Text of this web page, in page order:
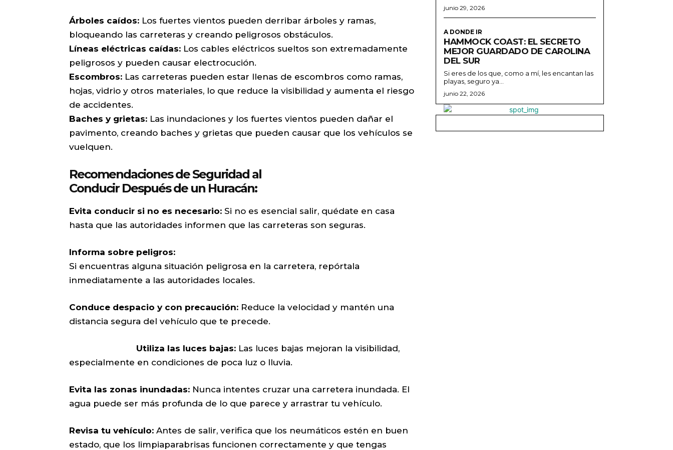
Árboles caídos: Los fuertes vientos pueden derribar árboles y ramas,
bloqueando las carreteras y creando peligrosos obstáculos.
Líneas eléctricas caídas: Los cables eléctricos sueltos son extremadamente
peligrosos y pueden causar electrocución.
Escombros: Las carreteras pueden estar llenas de escombros como ramas,
hojas, vidrio y otros materiales, lo que reduce la visibilidad y aumenta el riesgo
de accidentes.
Baches y grietas: Las inundaciones y los fuertes vientos pueden dañar el
pavimento, creando baches y grietas que pueden causar que los vehículos se
vuelquen.
Recomendaciones de Seguridad al
Conducir Después de un Huracán:
Evita conducir si no es necesario: Si no es esencial salir, quédate en casa
hasta que las autoridades informen que las carreteras son seguras.
Informa sobre peligros:
Si encuentras alguna situación peligrosa en la carretera, repórtala
inmediatamente a las autoridades locales.
Conduce despacio y con precaución: Reduce la velocidad y mantén una
distancia segura del vehículo que te precede.
Utiliza las luces bajas: Las luces bajas mejoran la visibilidad,
especialmente en condiciones de poca luz o lluvia.
Evita las zonas inundadas: Nunca intentes cruzar una carretera inundada. El
agua puede ser más profunda de lo que parece y arrastrar tu vehículo.
Revisa tu vehículo: Antes de salir, verifica que los neumáticos estén en buen
estado, que los limpiaparabrisas funcionen correctamente y que tengas
junio 29, 2026
A DONDE IR
HAMMOCK COAST: EL SECRETO
MEJOR GUARDADO DE CAROLINA
DEL SUR
Si eres de los que, como a mí, les encantan las
playas, seguro ya...
junio 22, 2026